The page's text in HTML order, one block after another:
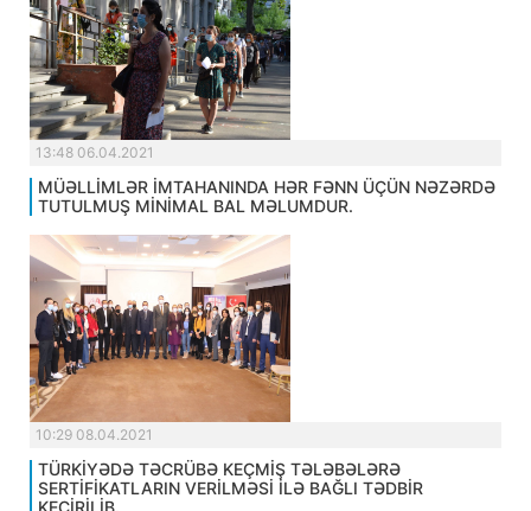
13:48 06.04.2021
MÜƏLLİMLƏR İMTAHANINDA HƏR FƏNN ÜÇÜN NƏZƏRDƏ
TUTULMUŞ MİNİMAL BAL MƏLUMDUR.
10:29 08.04.2021
TÜRKİYƏDƏ TƏCRÜBƏ KEÇMİŞ TƏLƏBƏLƏRƏ
SERTİFİKATLARIN VERİLMƏSİ İLƏ BAĞLI TƏDBİR
KEÇİRİLİB.